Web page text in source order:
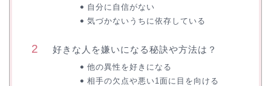
自分に自信がない
気づかないうちに依存している
好きな人を嫌いになる秘訣や方法は？
他の異性を好きになる
相手の欠点や悪い1面に目を向ける